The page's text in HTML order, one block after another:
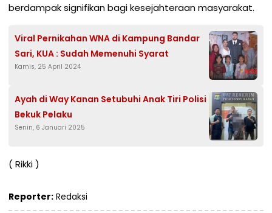
berdampak signifikan bagi kesejahteraan masyarakat.
Viral Pernikahan WNA di Kampung Bandar
Sari, KUA : Sudah Memenuhi Syarat
Kamis, 25 April 2024
Ayah di Way Kanan Setubuhi Anak Tiri Polisi
Bekuk Pelaku
Senin, 6 Januari 2025
( Rikki )
Reporter: Redaksi